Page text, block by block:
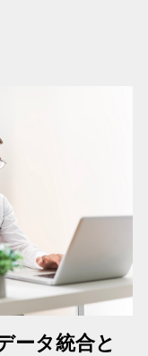
ータ統合と